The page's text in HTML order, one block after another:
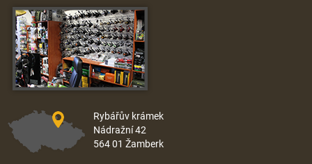
Rybářův krámek
Nádražní 42
564 01 Žamberk